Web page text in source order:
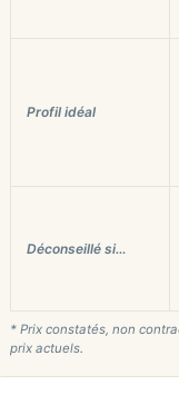
Profil idéal
Déconseillé si…
* Prix constatés, non
prix actuels.